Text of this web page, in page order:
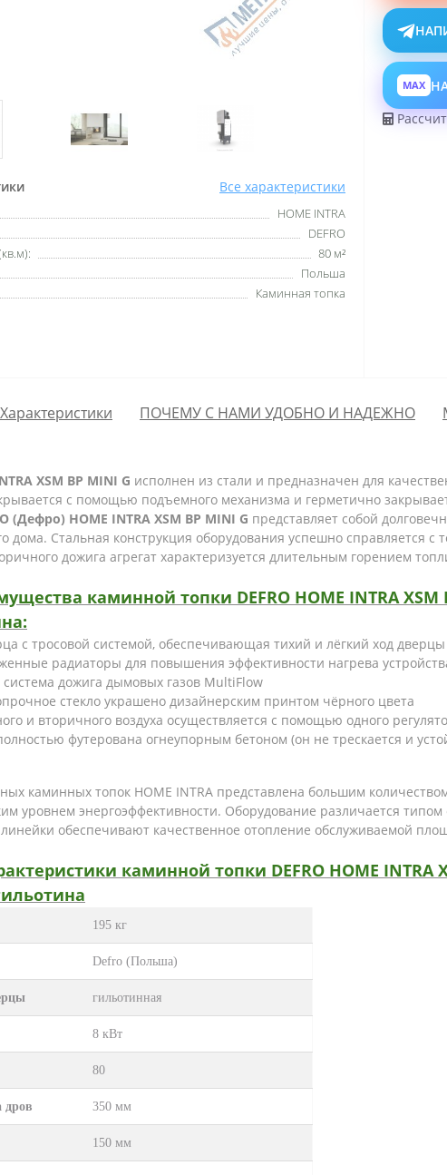
Все характеристики
HOME INTRA
DEFRO
80 м²
Польша
Каминная топка
MAX
Характеристики ПОЧЕМУ С НАМИ УДОБНО И НАДЕЖНО
XSM BP MINI G исполнен из стали и предназначен для
с помощью подъемного механизма и герметично
(Дефро) HOME INTRA XSM BP MINI G представляет собой
дома. Стальная конструкция оборудования успешно справляется
дожига агрегат характеризуется длительным горением
каминной топки DEFRO HOME INTRA XSM
с тросовой системой, обеспечивающая тихий и лёгкий ход дверцы
радиаторы для повышения эффективности нагрева
дожига дымовых газов MultiFlow
стекло украшено дизайнерским принтом чёрного цвета
и вторичного воздуха осуществляется с помощью одного
футерована огнеупорным бетоном (он не трескается и
каминных топок HOME INTRA представлена большим
уровнем энергоэффективности. Оборудование различается
линейки обеспечивают качественное отопление обслуживаемой
каминной топки DEFRO HOME INTRA
195 кг
Defro (Польша)
гильотинная
8 кВт
80
дров 350 мм
150 мм